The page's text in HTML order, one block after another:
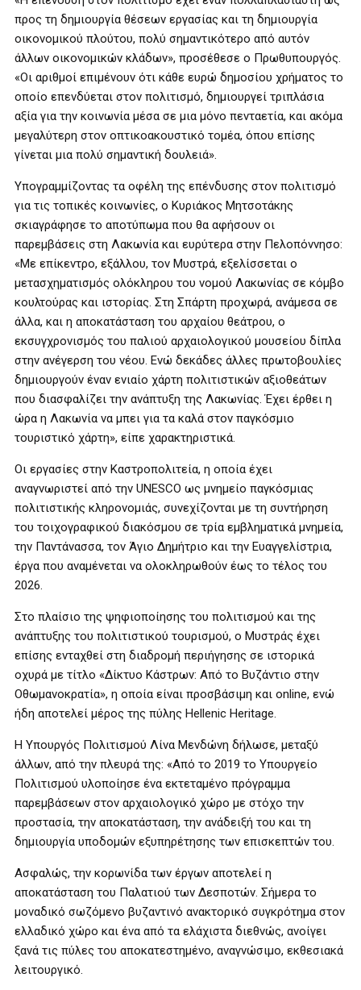
προς τη δημιουργία θέσεων εργασίας και τη δημιουργία
οικονομικού πλούτου, πολύ σημαντικότερο από αυτόν
άλλων οικονομικών κλάδων», προσέθεσε ο Πρωθυπουργός.
«Οι αριθμοί επιμένουν ότι κάθε ευρώ δημοσίου χρήματος το
οποίο επενδύεται στον πολιτισμό, δημιουργεί τριπλάσια
αξία για την κοινωνία μέσα σε μια μόνο πενταετία, και ακόμα
μεγαλύτερη στον οπτικοακουστικό τομέα, όπου επίσης
γίνεται μια πολύ σημαντική δουλειά».
Υπογραμμίζοντας τα οφέλη της επένδυσης στον πολιτισμό
για τις τοπικές κοινωνίες, ο Κυριάκος Μητσοτάκης
σκιαγράφησε το αποτύπωμα που θα αφήσουν οι
παρεμβάσεις στη Λακωνία και ευρύτερα στην Πελοπόννησο:
«Με επίκεντρο, εξάλλου, τον Μυστρά, εξελίσσεται ο
μετασχηματισμός ολόκληρου του νομού Λακωνίας σε κόμβο
κουλτούρας και ιστορίας. Στη Σπάρτη προχωρά, ανάμεσα σε
άλλα, και η αποκατάσταση του αρχαίου θεάτρου, ο
εκσυγχρονισμός του παλιού αρχαιολογικού μουσείου δίπλα
στην ανέγερση του νέου. Ενώ δεκάδες άλλες πρωτοβουλίες
δημιουργούν έναν ενιαίο χάρτη πολιτιστικών αξιοθεάτων
που διασφαλίζει την ανάπτυξη της Λακωνίας. Έχει έρθει η
ώρα η Λακωνία να μπει για τα καλά στον παγκόσμιο
τουριστικό χάρτη», είπε χαρακτηριστικά.
Οι εργασίες στην Καστροπολιτεία, η οποία έχει
αναγνωριστεί από την UNESCO ως μνημείο παγκόσμιας
πολιτιστικής κληρονομιάς, συνεχίζονται με τη συντήρηση
του τοιχογραφικού διακόσμου σε τρία εμβληματικά μνημεία,
την Παντάνασσα, τον Άγιο Δημήτριο και την Ευαγγελίστρια,
έργα που αναμένεται να ολοκληρωθούν έως το τέλος του
2026.
Στο πλαίσιο της ψηφιοποίησης του πολιτισμού και της
ανάπτυξης του πολιτιστικού τουρισμού, ο Μυστράς έχει
επίσης ενταχθεί στη διαδρομή περιήγησης σε ιστορικά
οχυρά με τίτλο «Δίκτυο Κάστρων: Από το Βυζάντιο στην
Οθωμανοκρατία», η οποία είναι προσβάσιμη και online, ενώ
ήδη αποτελεί μέρος της πύλης Hellenic Heritage.
Η Υπουργός Πολιτισμού Λίνα Μενδώνη δήλωσε, μεταξύ
άλλων, από την πλευρά της: «Από το 2019 το Υπουργείο
Πολιτισμού υλοποίησε ένα εκτεταμένο πρόγραμμα
παρεμβάσεων στον αρχαιολογικό χώρο με στόχο την
προστασία, την αποκατάσταση, την ανάδειξή του και τη
δημιουργία υποδομών εξυπηρέτησης των επισκεπτών του.
Ασφαλώς, την κορωνίδα των έργων αποτελεί η
αποκατάσταση του Παλατιού των Δεσποτών. Σήμερα το
μοναδικό σωζόμενο βυζαντινό ανακτορικό συγκρότημα στον
ελλαδικό χώρο και ένα από τα ελάχιστα διεθνώς, ανοίγει
ξανά τις πύλες του αποκατεστημένο, αναγνώσιμο, εκθεσιακά
λειτουργικό.